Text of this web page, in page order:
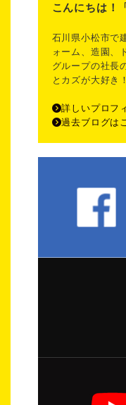
こんにちは！
石川県小松市で
ォーム、造園、
グループの社長
とカズが大好き！
詳しいプロフ
過去ブログは